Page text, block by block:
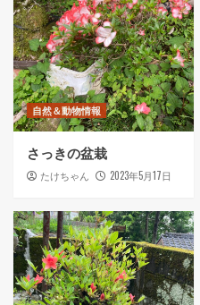
自然＆動物情報
さっきの盆栽
たけちゃん 2023年5月17日